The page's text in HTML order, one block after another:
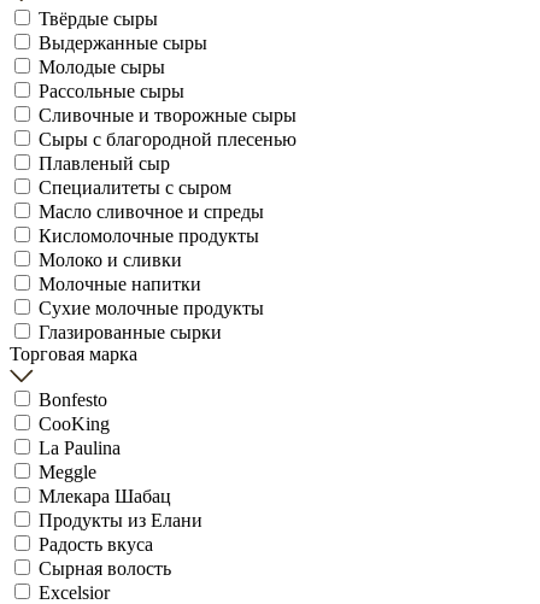
Твёрдые сыры
Выдержанные сыры
Молодые сыры
Рассольные сыры
Сливочные и творожные сыры
Сыры с благородной плесенью
Плавленый сыр
Специалитеты с сыром
Масло сливочное и спреды
Кисломолочные продукты
Молоко и сливки
Молочные напитки
Сухие молочные продукты
Глазированные сырки
Торговая марка
Bonfesto
CooKing
La Paulina
Meggle
Млекара Шабац
Продукты из Елани
Радость вкуса
Сырная волость
Excelsior